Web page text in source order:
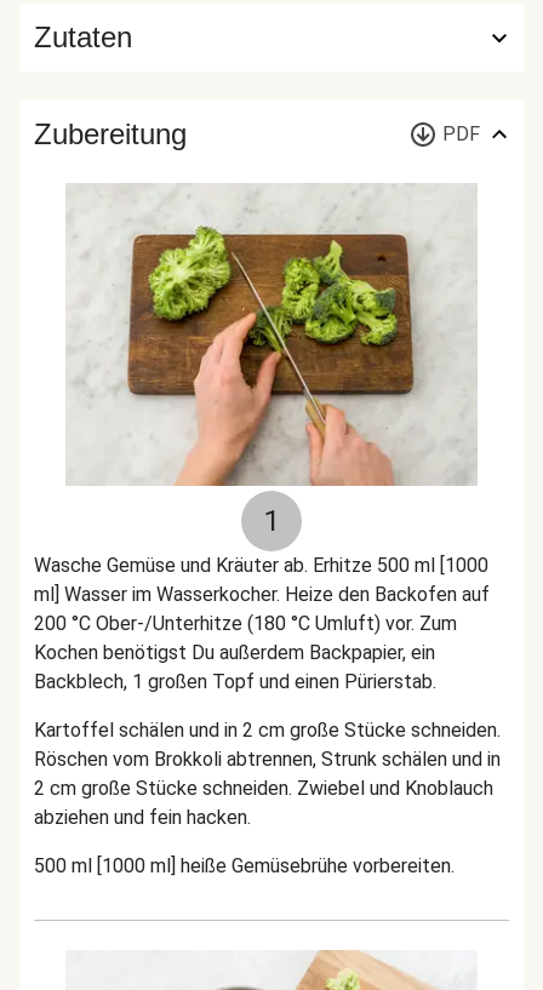
Zutaten
Zubereitung PDF
1
Wasche Gemüse und Kräuter ab. Erhitze 500 ml [1000
ml] Wasser im Wasserkocher. Heize den Backofen auf
200 °C Ober-/Unterhitze (180 °C Umluft) vor. Zum
Kochen benötigst Du außerdem Backpapier, ein
Backblech, 1 großen Topf und einen Pürierstab.
Kartoffel schälen und in 2 cm große Stücke schneiden.
Röschen vom Brokkoli abtrennen, Strunk schälen und in
2 cm große Stücke schneiden. Zwiebel und Knoblauch
abziehen und fein hacken.
500 ml [1000 ml] heiße Gemüsebrühe vorbereiten.